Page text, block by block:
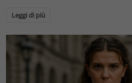
Leggi di più